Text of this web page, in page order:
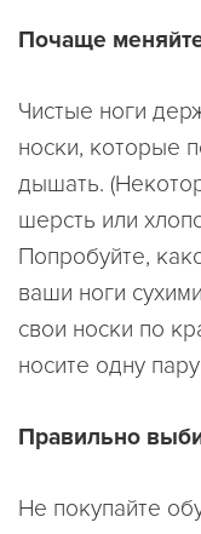
Почаще
Чистые ноги
носки, которые
дышать.
шерсть или
Попробуйте,
ваши ноги
свои носки по
носите одну
Правильно
Не покупайте